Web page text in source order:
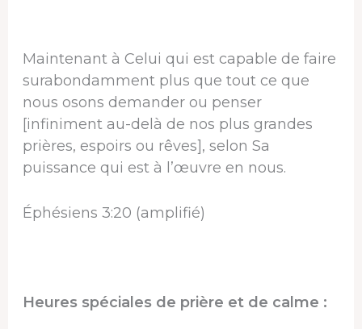
Maintenant à Celui qui est capable de faire
surabondamment plus que tout ce que
nous osons demander ou penser
[infiniment au-delà de nos plus grandes
prières, espoirs ou rêves], selon Sa
puissance qui est à l’œuvre en nous.
Éphésiens 3:20 (amplifié)
Heures spéciales de prière et de calme :